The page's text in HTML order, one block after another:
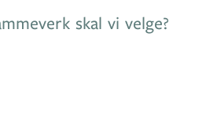
skal vi velge?